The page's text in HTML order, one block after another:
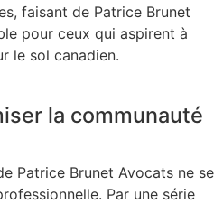
faisant de Patrice Brunet
pour ceux qui aspirent à
le sol canadien.
la communauté
Patrice Brunet Avocats ne se
Par une série